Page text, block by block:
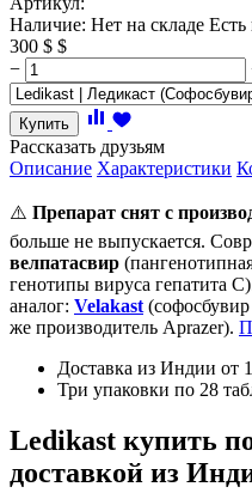
Наличие: Нет на складе Есть
300 $ $
−
Купить
Рассказать друзьям
Описание Характеристики
⚠️ Препарат снят с
больше не выпускается.
велпатасвир
генотипы вируса гепатита
аналог: Velakast
же производитель Aprazer).
Доставка из Индии от
Три упаковки по 28
Ledikast купить
доставкой из